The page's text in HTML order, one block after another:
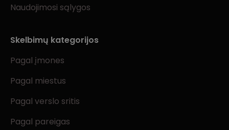
Naudojimosi sąlygos
Skelbimų kategorijos
Pagal įmones
Pagal miestus
Pagal verslo sritis
Pagal pareigas